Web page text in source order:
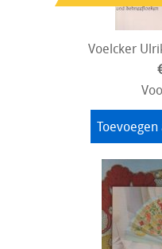
Voelcker